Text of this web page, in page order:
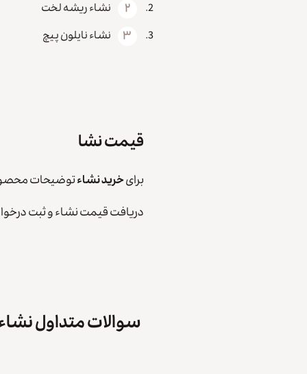
نشاء ریشه لخت
نشاء نایلون پیچ
قیمت نشا
برایخرید نشاءتوضیحات محصول
دریافت قیمت نشاء و ثبت
سوالات متداول